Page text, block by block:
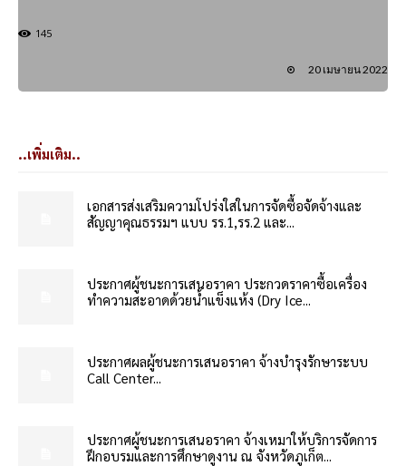
145
20 เมษายน 2022
..เพิ่มเติม..
เอกสารส่งเสริมความโปร่งใสในการจัดซื้อจัดจ้างและ
สัญญาคุณธรรมฯ แบบ รร.1,รร.2 และ...
ประกาศผู้ชนะการเสนอราคา ประกวดราคาซื้อเครื่อง
ทำความสะอาดด้วยน้ำแข็งแห้ง (Dry Ice...
ประกาศผลผู้ชนะการเสนอราคา จ้างบำรุงรักษาระบบ
Call Center...
ประกาศผู้ชนะการเสนอราคา จ้างเหมาให้บริการจัดการ
ฝึกอบรมและการศึกษาดูงาน ณ จังหวัดภูเก็ต...